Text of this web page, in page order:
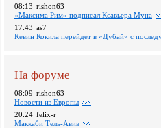
08:13 rishon63
«Максима Рим» подписал Ксавьера Муна
17:43 as7
Кевин Кокила перейдет в «Дубай» с
На форуме
08:09 rishon63
Новости из Европы
20:24 felix-r
Маккаби Тель-Авив